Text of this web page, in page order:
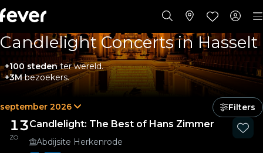
Candlelight Concerts in Hasselt
+100 stedenter wereld.
+3Mbezoekers.
september 2026 Filters
13
ZO
Candlelight: The Best of Hans Zimmer
Abdijsite Herkenrode